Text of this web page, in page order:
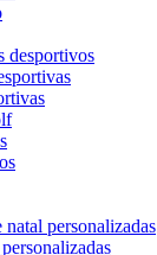
desportivos
natal personalizadas